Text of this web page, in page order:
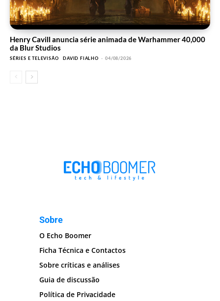
Henry Cavill anuncia série animada de Warhammer 40,000
da Blur Studios
SÉRIES E TELEVISÃO DAVID FIALHO - 04/08/2026
Sobre
O Echo Boomer
Ficha Técnica e Contactos
Sobre críticas e análises
Guia de discussão
Política de Privacidade